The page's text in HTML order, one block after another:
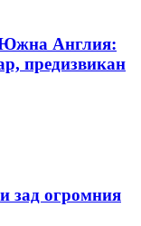
Южна Англия:
предизвикан
зад огромния